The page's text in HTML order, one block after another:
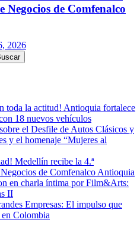
de Comfenalco
2026
toda la actitud! Antioquia fortalece
18 nuevos vehículos
el Desfile de Autos Clásicos y
y el homenaje “Mujeres al
Medellín recibe la 4.ª
de Comfenalco Antioquia
en charla íntima por Film&Arts:
II
Empresas: El impulso que
en Colombia